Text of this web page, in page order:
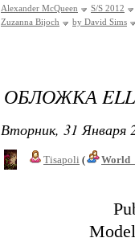
Alexander McQueen
S/S 2012
Zuzanna Bijoch
by David Sims
ОБЛОЖКА
Вторник, 31 Января
Tisapoli (